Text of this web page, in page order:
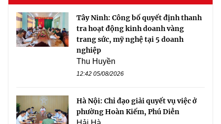
Tây Ninh: Công bố quyết định thanh
tra hoạt động kinh doanh vàng
trang sức, mỹ nghệ tại 5 doanh
nghiệp
Thu Huyền
12:42 05/08/2026
Hà Nội: Chỉ đạo giải quyết vụ việc ở
phường Hoàn Kiếm, Phú Diễn